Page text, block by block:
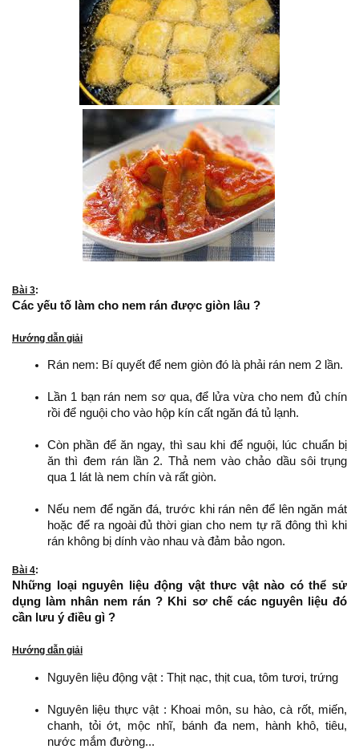
Bài 3:
Các yếu tố làm cho nem rán được giòn lâu ?
Hướng dẫn giải
Rán nem: Bí quyết để nem giòn đó là phải rán nem 2 lần.
Lần 1 bạn rán nem sơ qua, để lửa vừa cho nem đủ chín
rồi để nguội cho vào hộp kín cất ngăn đá tủ lạnh.
Còn phần để ăn ngay, thì sau khi để nguội, lúc chuẩn bị
ăn thì đem rán lần 2. Thả nem vào chảo dầu sôi trụng
qua 1 lát là nem chín và rất giòn.
Nếu nem để ngăn đá, trước khi rán nên để lên ngăn mát
hoặc để ra ngoài đủ thời gian cho nem tự rã đông thì khi
rán không bị dính vào nhau và đảm bảo ngon.
Bài 4:
Những loại nguyên liệu động vật thưc vật nào có thể sử
dụng làm nhân nem rán ? Khi sơ chế các nguyên liệu đó
cần lưu ý điều gì ?
Hướng dẫn giải
Nguyên liệu động vật : Thịt nạc, thịt cua, tôm tươi, trứng
Nguyên liệu thực vật : Khoai môn, su hào, cà rốt, miến,
chanh, tỏi ớt, mộc nhĩ, bánh đa nem, hành khô, tiêu,
nước mắm đường...